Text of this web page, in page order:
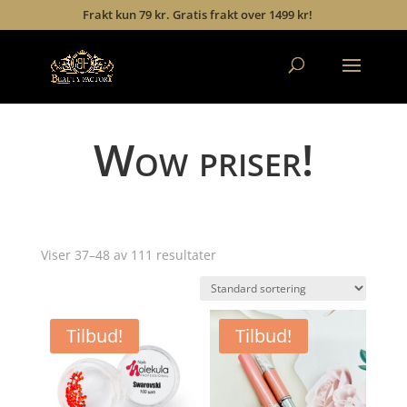
Frakt kun 79 kr. Gratis frakt over 1499 kr!
Wow priser!
Viser 37–48 av 111 resultater
Tilbud! Tilbud!